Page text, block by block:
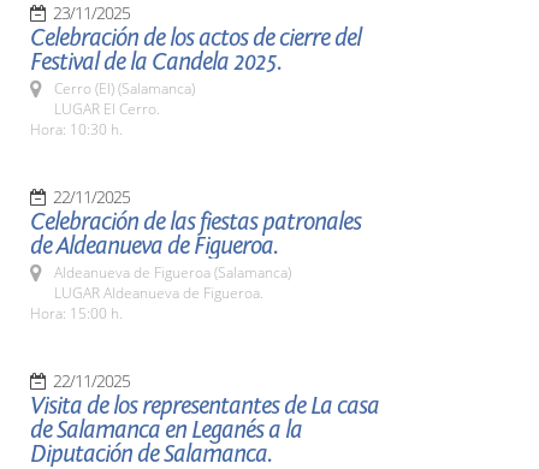
23/11/2025
Celebración de los actos de cierre del
Festival de la Candela 2025.
Cerro (El) (Salamanca)
LUGAR El Cerro.
Hora: 10:30 h.
22/11/2025
Celebración de las fiestas patronales
de Aldeanueva de Figueroa.
Aldeanueva de Figueroa (Salamanca)
LUGAR Aldeanueva de Figueroa.
Hora: 15:00 h.
22/11/2025
Visita de los representantes de La casa
de Salamanca en Leganés a la
Diputación de Salamanca.